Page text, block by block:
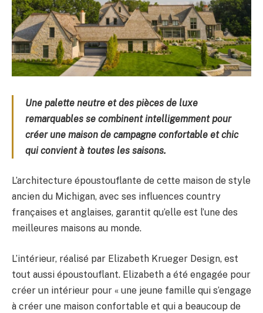
Une palette neutre et des pièces de luxe
remarquables se combinent intelligemment pour
créer une maison de campagne confortable et chic
qui convient à toutes les saisons.
L’architecture époustouflante de cette maison de style
ancien du Michigan, avec ses influences country
françaises et anglaises, garantit qu’elle est l’une des
meilleures maisons au monde.
L’intérieur, réalisé par Elizabeth Krueger Design, est
tout aussi époustouflant. Elizabeth a été engagée pour
créer un intérieur pour « une jeune famille qui s’engage
à créer une maison confortable et qui a beaucoup de